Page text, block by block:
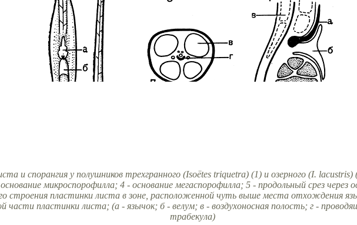
и спорангия у полушников трехгранного (Isoёtes triquetra) (1) и озерного (I.
микроспорофилла; 4 - основание мегаспорофилла; 5 - продольный срез через
строения пластинки листа в зоне, расположенной чуть выше места отхождения
части пластинки листа; (а - язычок; б - велум; в - воздухоносная полость; г -
трабекула)